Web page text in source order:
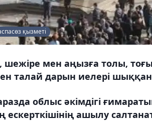
қызметі
шежіре мен аңызға толы,
талай дарын иелері
облыс әкімдігі
ашылу